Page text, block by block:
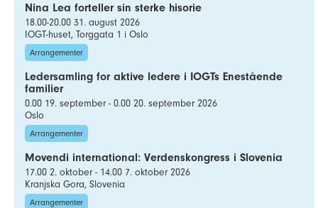
Nina Lea forteller sin sterke hisorie
18.00-20.00 31. august 2026
IOGT-huset, Torggata 1 i Oslo
Arrangementer
Ledersamling for aktive ledere i IOGTs Enestående
familier
0.00 19. september - 0.00 20. september 2026
Oslo
Arrangementer
Movendi international: Verdenskongress i Slovenia
17.00 2. oktober - 14.00 7. oktober 2026
Kranjska Gora, Slovenia
Arrangementer